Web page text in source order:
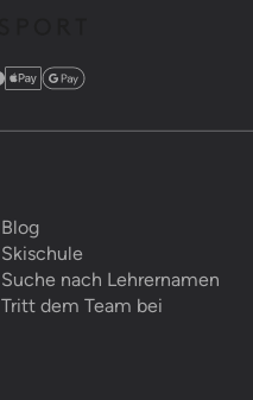
Blog
Skischule
Suche nach Lehrernamen
Tritt dem Team bei